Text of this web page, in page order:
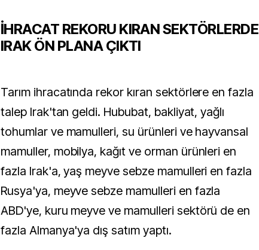
İHRACAT REKORU KIRAN SEKTÖRLERDE
IRAK ÖN PLANA ÇIKTI
Tarım ihracatında rekor kıran sektörlere en fazla
talep Irak'tan geldi. Hububat, bakliyat, yağlı
tohumlar ve mamulleri, su ürünleri ve hayvansal
mamuller, mobilya, kağıt ve orman ürünleri en
fazla Irak'a, yaş meyve sebze mamulleri en fazla
Rusya'ya, meyve sebze mamulleri en fazla
ABD'ye, kuru meyve ve mamulleri sektörü de en
fazla Almanya'ya dış satım yaptı.